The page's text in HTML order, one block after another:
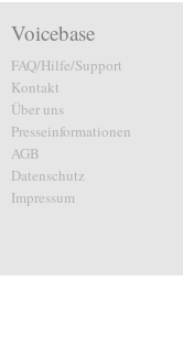
Voicebase
FAQ/Hilfe/Support
Kontakt
Über uns
Presseinformationen
AGB
Datenschutz
Impressum